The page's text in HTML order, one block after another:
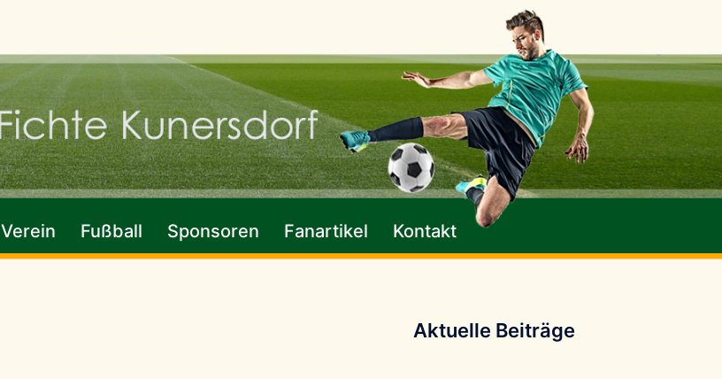
Verein Fußball Sponsoren Fanartikel Kontakt
Aktuelle Beiträge